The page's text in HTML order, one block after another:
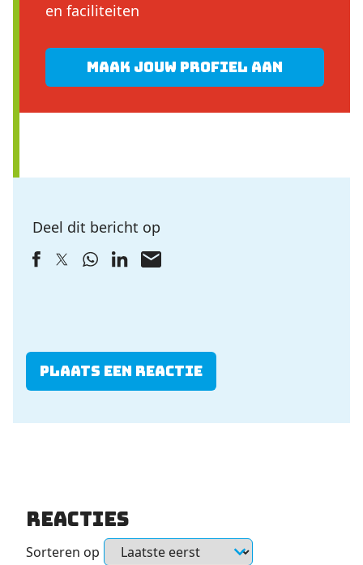
en faciliteiten
Maak jouw profiel aan
Deel dit bericht op
Plaats een reactie
Reacties
Sorteren op